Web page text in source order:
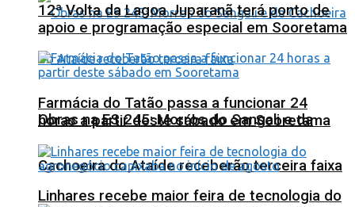
Obras na ES 245: Morros do Sangali e da
Cachoeira do Ataíde receberão terceira faixa
12ª Volta da Lagoa Juparanã terá ponto de
apoio e programação especial em Sooretama
Farmácia do Tatão passa a funcionar 24
horas a partir deste sábado em Sooretama
Linhares recebe maior feira de tecnologia do